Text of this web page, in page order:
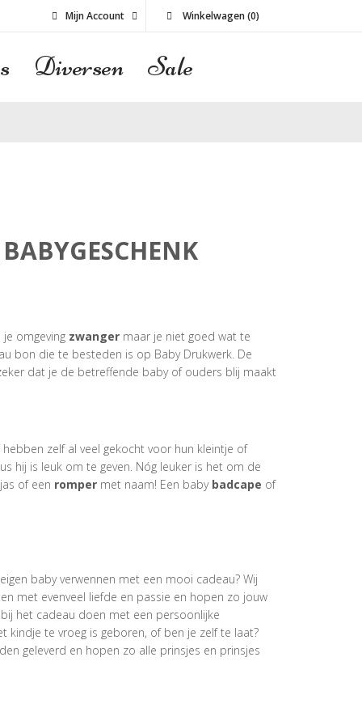
Winkelwagen(0)
Mijn Account
Diversen Sale
omgeving zwanger maar je niet goed wat te
bon die te besteden is op Baby Drukwerk. De
dat je de betreffende baby of ouders blij maakt
zelf al veel gekocht voor hun kleintje of
hij is leuk om te geven. Nóg leuker is het om de
of een romper met naam! Een baby badcape of
baby verwennen met een mooi cadeau? Wij
met evenveel liefde en passie en hopen zo jouw
bij het cadeau doen met een persoonlijke
kindje te vroeg is geboren, of ben je zelf te laat?
geleverd en hopen zo alle prinsjes en prinsjes